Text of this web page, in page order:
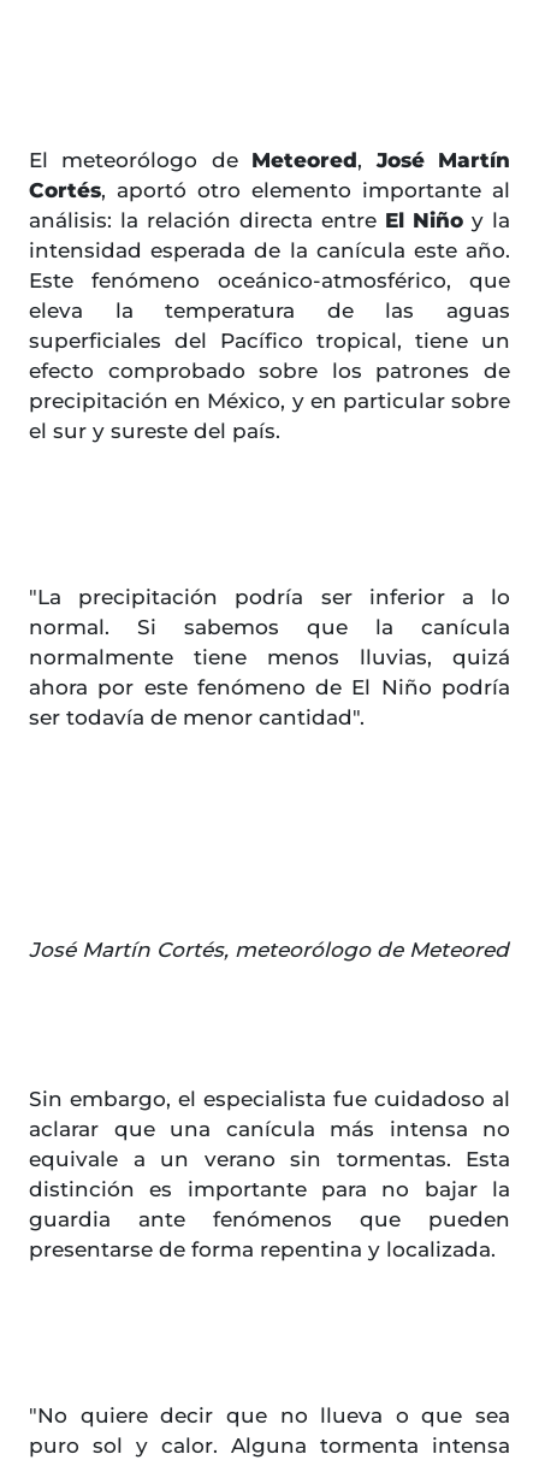
El meteorólogo de Meteored,José Martín
Cortés, aportó otro elemento importante al
análisis: la relación directa entre El Niño y la
intensidad esperada de la canícula este año.
Este fenómeno oceánico-atmosférico, que
eleva la temperatura de las aguas
superficiales del Pacífico tropical, tiene un
efecto comprobado sobre los patrones de
precipitación en México, y en particular sobre
el sur y sureste del país.
"La precipitación podría ser inferior a lo
normal. Si sabemos que la canícula
normalmente tiene menos lluvias, quizá
ahora por este fenómeno de El Niño podría
ser todavía de menor cantidad".
José Martín Cortés, meteorólogo de Meteored
Sin embargo, el especialista fue cuidadoso al
aclarar que una canícula más intensa no
equivale a un verano sin tormentas. Esta
distinción es importante para no bajar la
guardia ante fenómenos que pueden
presentarse de forma repentina y localizada.
"No quiere decir que no llueva o que sea
puro sol y calor. Alguna tormenta intensa